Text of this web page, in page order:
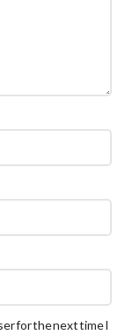
for the next time I